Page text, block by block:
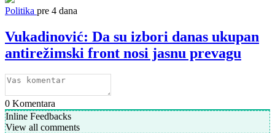
Politika pre 4 dana
Vukadinović: Da su izbori danas ukupan
antirežimski front nosi jasnu prevagu
0 Komentara
Inline Feedbacks
View all comments